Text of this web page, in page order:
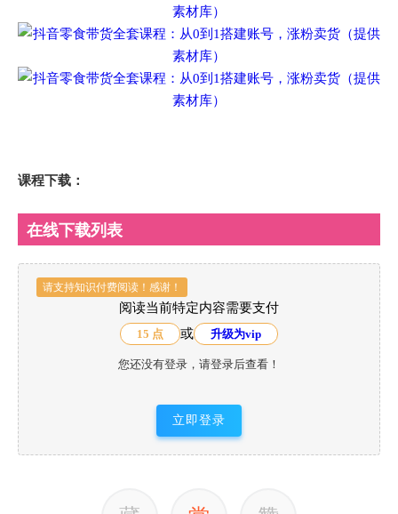
课程下载：
在线下载列表
请支持知识付费阅读！感谢！
阅读当前特定内容需要支付
15 点 或 升级为vip
您还没有登录，请登录后查看！
立即登录